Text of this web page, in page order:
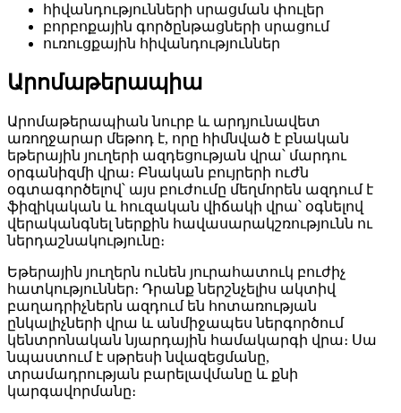
հիվանդությունների սրացման փուլեր
բորբոքային գործընթացների սրացում
ուռուցքային հիվանդություններ
Արոմաթերապիա
Արոմաթերապիան նուրբ և արդյունավետ
առողջարար մեթոդ է, որը հիմնված է բնական
եթերային յուղերի ազդեցության վրա՝ մարդու
օրգանիզմի վրա։ Բնական բույրերի ուժն
օգտագործելով՝ այս բուժումը մեղմորեն ազդում է
ֆիզիկական և հուզական վիճակի վրա՝ օգնելով
վերականգնել ներքին հավասարակշռությունն ու
ներդաշնակությունը։
Եթերային յուղերն ունեն յուրահատուկ բուժիչ
հատկություններ։ Դրանք ներշնչելիս ակտիվ
բաղադրիչներն ազդում են հոտառության
ընկալիչների վրա և անմիջապես ներգործում
կենտրոնական նյարդային համակարգի վրա։ Սա
նպաստում է սթրեսի նվազեցմանը,
տրամադրության բարելավմանը և քնի
կարգավորմանը։